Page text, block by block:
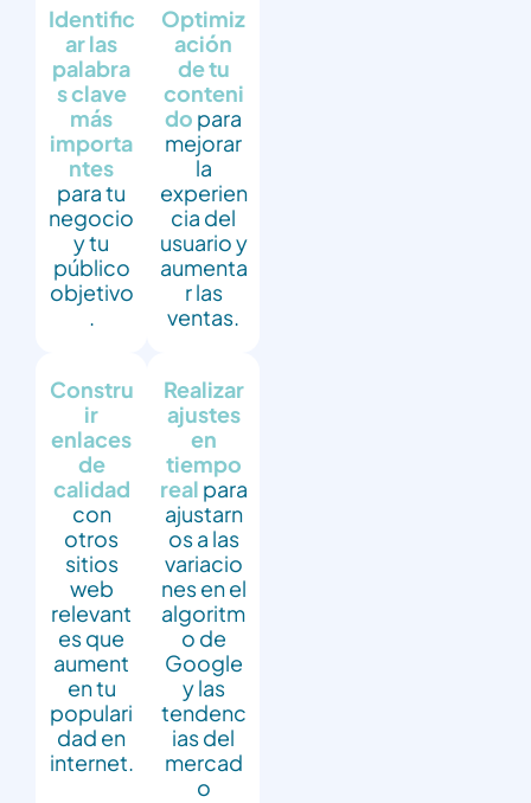
Identific
ar las
palabra
s clave
más
importa
ntes
para tu
negocio
y tu
público
objetivo
.
Optimiz
ación
de tu
conteni
do para
mejorar
la
experien
cia del
usuario y
aumenta
r las
ventas.
Constru
ir
enlaces
de
calidad
con
otros
sitios
web
relevant
es que
aument
en tu
populari
dad en
internet.
Realizar
ajustes
en
tiempo
real para
ajustarn
os a las
variacio
nes en el
algoritm
o de
Google
y las
tendenc
ias del
mercad
o